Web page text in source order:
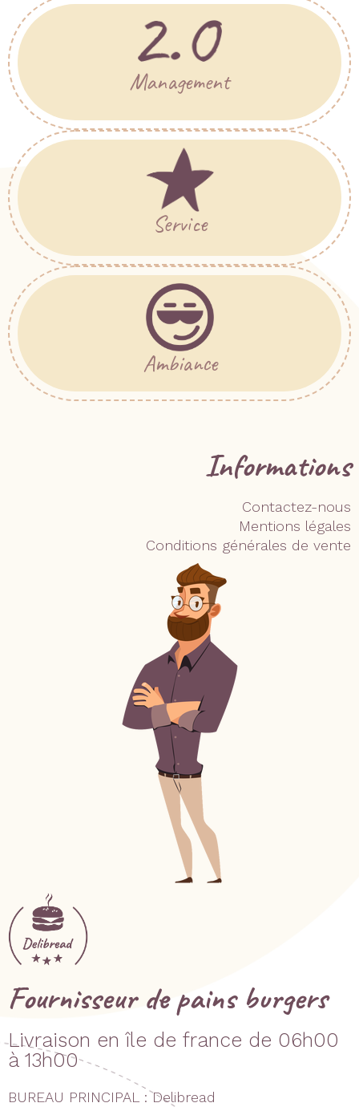
Management
Service
Ambiance
Informations
Contactez-nous
Mentions légales
Conditions générales de vente
Fournisseur de pains burgers
Livraison en île de france de 06h00
à 13h00
BUREAU PRINCIPAL : Delibread